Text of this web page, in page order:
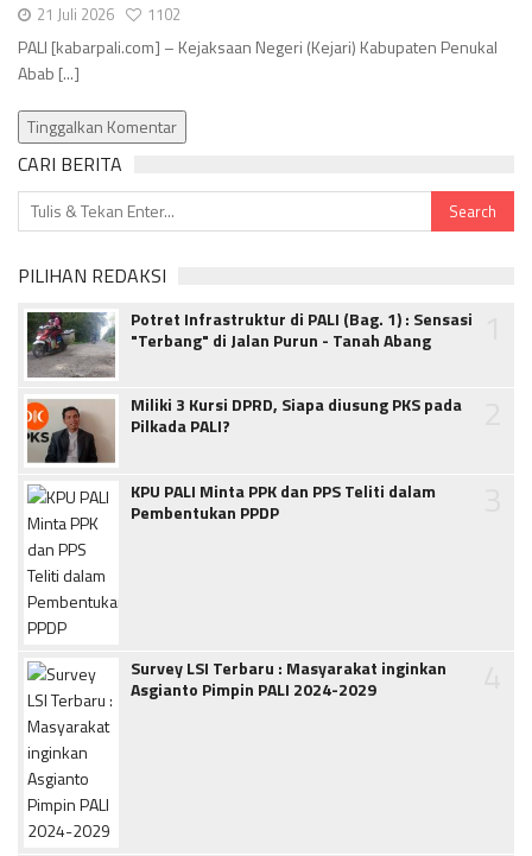
21 Juli 2026 1102
PALI [kabarpali.com] – Kejaksaan Negeri (Kejari) Kabupaten Penukal
Abab [...]
Tinggalkan Komentar
CARI BERITA
PILIHAN REDAKSI
Potret Infrastruktur di PALI (Bag. 1) : Sensasi
"Terbang" di Jalan Purun - Tanah Abang
Miliki 3 Kursi DPRD, Siapa diusung PKS pada
Pilkada PALI?
KPU PALI Minta PPK dan PPS Teliti dalam
Pembentukan PPDP
Survey LSI Terbaru : Masyarakat inginkan
Asgianto Pimpin PALI 2024-2029